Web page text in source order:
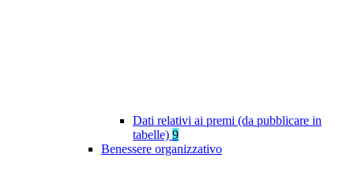
Dati relativi ai premi (da pubblicare in
tabelle) 9
Benessere organizzativo